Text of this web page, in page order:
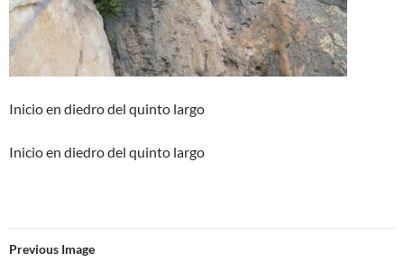
Inicio en diedro del quinto largo
Inicio en diedro del quinto largo
Previous Image